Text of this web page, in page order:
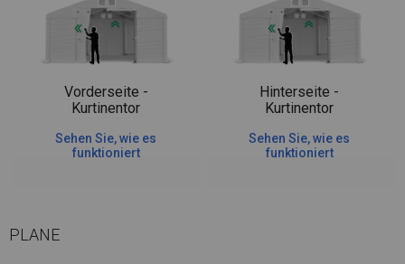
Vorderseite -
Kurtinentor
Sehen Sie, wie es
funktioniert
Hinterseite -
Kurtinentor
Sehen Sie, wie es
funktioniert
PLANE